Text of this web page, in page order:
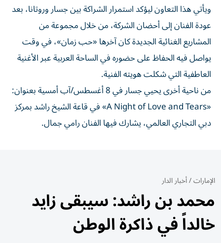
ويأتي هذا التعاون ليؤكد استمرار الشراكة بين جسار وروتانا، بعد
عودة الفنان إلى أحضان الشركة، من خلال مجموعة من
المشاريع الغنائية الجديدة كان آخرها «حب زمان»، في وقت
يواصل فيه الحفاظ على حضوره في الساحة العربية عبر الأغنية
العاطفية التي شكلت هويته الفنية.
من ناحية أخرى يحيي جسار في 8 أغسطس/آب أمسية بعنوان:
«A Night of Love and Tears» في قاعة الشيخ راشد بمركز
دبي التجاري العالمي، يشارك فيها الفنان رامي جمال.
الإمارات/أخبار الدار
محمد بن راشد: سيبقى زايد
خالداً في ذاكرة الوطن